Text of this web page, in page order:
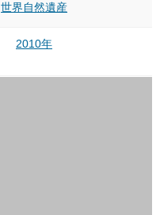
世界自然遺産
2010年